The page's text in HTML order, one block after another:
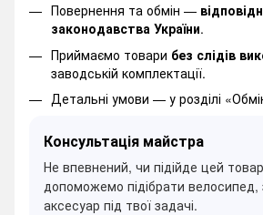
Повернення та обмін —
законодавства України.
Приймаємо товари без слідів
заводській комплектації.
Детальні умови — у розділі
Консультація майстра
Не впевнений, чи підійде цей
допоможемо підібрати велосипед,
аксесуар під твої задачі.